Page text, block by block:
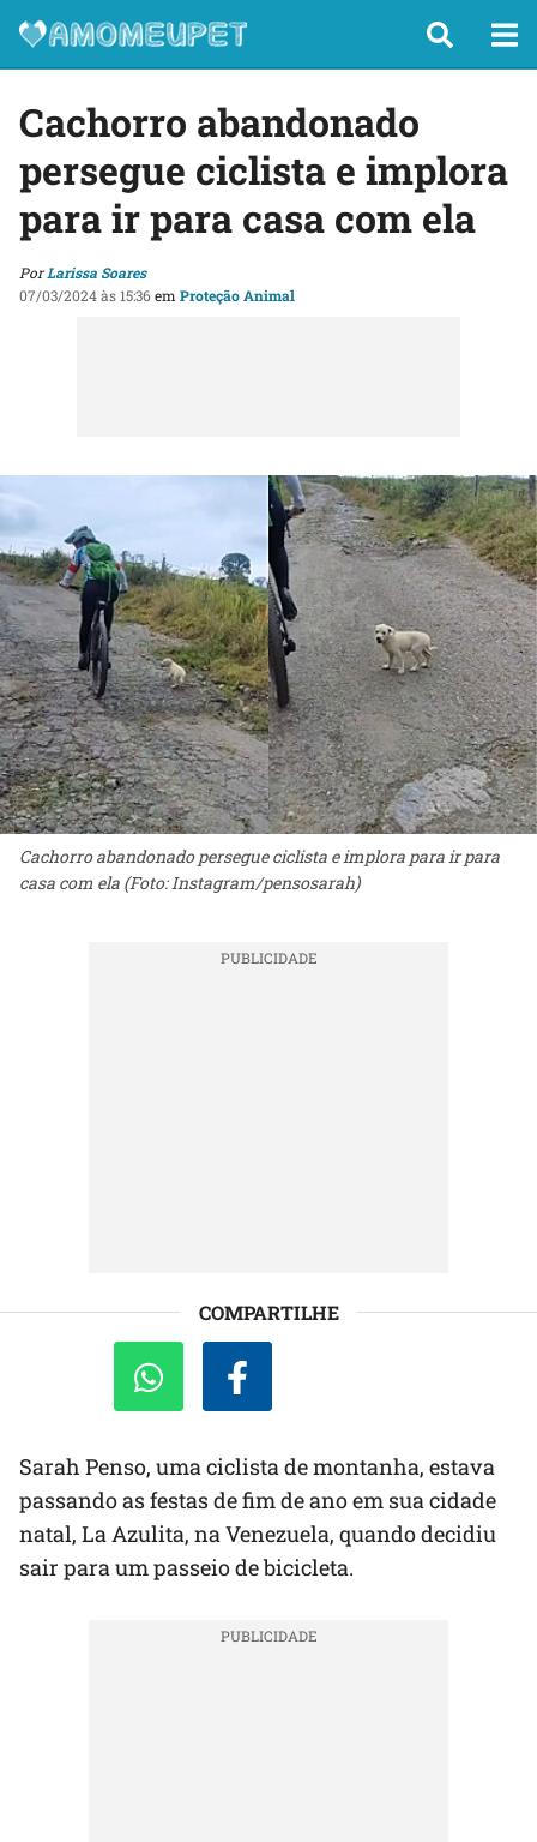
Cachorro abandonado
persegue ciclista e implora
para ir para casa com ela
PorLarissa Soares
07/03/2024 às 15:36em Proteção Animal
Cachorro abandonado persegue ciclista e implora para ir para
casa com ela (Foto: Instagram/pensosarah)
COMPARTILHE
Sarah Penso, uma ciclista de montanha, estava
passando as festas de fim de ano em sua cidade
natal, La Azulita, na Venezuela, quando decidiu
sair para um passeio de bicicleta.